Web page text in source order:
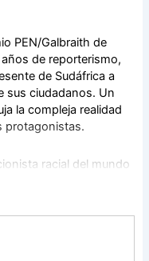
PEN/Galbraith de
de reporterismo,
de Sudáfrica a
sus ciudadanos. Un
la compleja realidad
protagonistas.
racial del mundo
que carecía de
liberados y
activistas cuya lucha